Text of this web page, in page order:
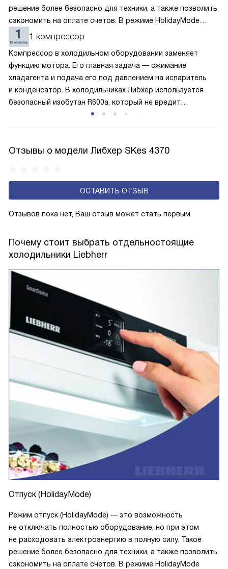
решение более безопасно для техники, а также позволить
сэкономить на оплате счетов. В режиме HolidayMode
вентилятор и суперохлаждение не работают, а в камере
устанавливается температура в районе +15 градусов. Это
позволяет сохранить продукты на определённое время
и избежать появление неприятных запахов.
1 компрессор
Компрессор в холодильном оборудовании заменяет
функцию мотора. Его главная задача — сжимание
хладагента и подача его под давлением на испаритель
и конденсатор. В холодильниках Либхер используется
безопасный изобутан R600a, который не вредит
окружающей среде. Компрессор перегоняет его
и быстрее происходит охлаждение, затрачивается
Отзывы о модели Либхер SKes 4370
ОСТАВИТЬ ОТЗЫВ
Отзывов пока нет, Ваш отзыв может стать первым.
Почему стоит выбрать отдельностоящие
холодильники Liebherr
Отпуск (HolidayMode)
Режим отпуск (HolidayMode) — это возможность
не отключать полностью оборудование, но при этом
не расходовать электроэнергию в полную силу. Такое
решение более безопасно для техники, а также позволить
сэкономить на оплате счетов. В режиме HolidayMode